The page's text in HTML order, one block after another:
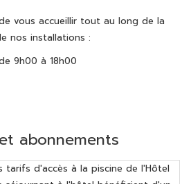
vous accueillir tout au long de la
nos installations :
9h00 à 18h00
abonnements
tarifs d'accès à la piscine de l'Hôtel